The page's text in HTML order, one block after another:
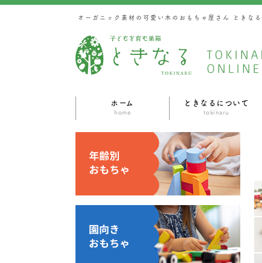
オーガニック素材の可愛い木のおもちゃ屋さん ときなる
ホーム
home
ときなるについて
tokinaru